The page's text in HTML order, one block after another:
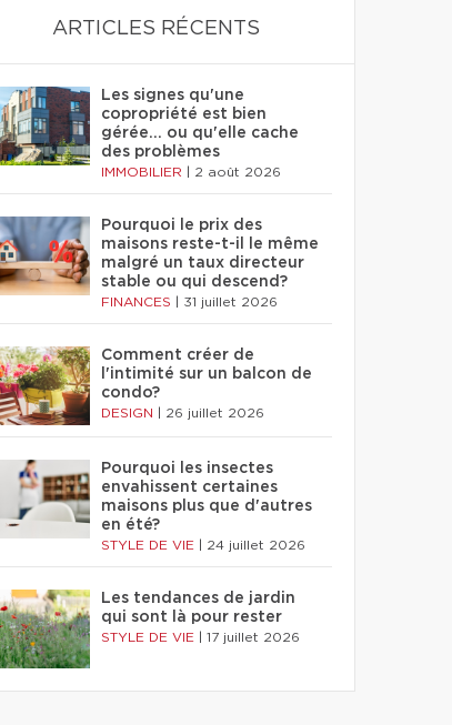
ARTICLES RÉCENTS
Les signes qu'une
copropriété est bien
gérée… ou qu'elle cache
des problèmes
IMMOBILIER 2 août 2026
Pourquoi le prix des
maisons reste-t-il le même
malgré un taux directeur
stable ou qui descend?
FINANCES 31 juillet 2026
Comment créer de
l'intimité sur un balcon de
condo?
DESIGN 26 juillet 2026
Pourquoi les insectes
envahissent certaines
maisons plus que d'autres
en été?
STYLE DE VIE 24 juillet 2026
Les tendances de jardin
qui sont là pour rester
STYLE DE VIE 17 juillet 2026